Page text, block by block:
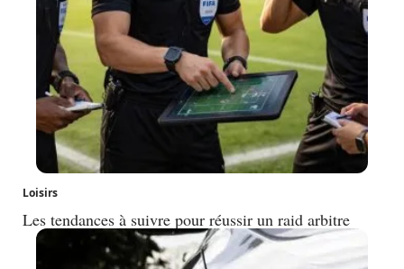
Loisirs
Les tendances à suivre pour réussir un raid arbitre